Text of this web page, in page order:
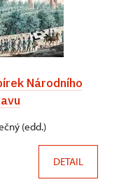
Národního
(edd.)
DETAIL